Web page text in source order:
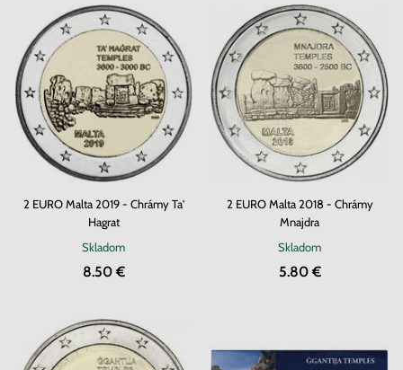
2 EURO Malta 2019 - Chrámy Ta'
Hagrat
Skladom
8.50 €
2 EURO Malta 2018 - Chrámy
Mnajdra
Skladom
5.80 €